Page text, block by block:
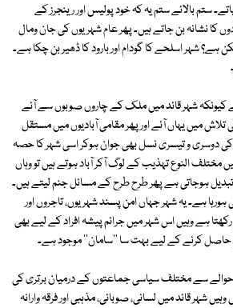
ستم بالائے ستم یہ کہ خود پولیس اور رینجرز کے
کا نشانہ بن جاتے ہیں۔ پھر عام شہریوں کی جان ومال
ہے؟ شہر اسلحے کا گودام اور بارود کا ڈھیر بن چکا ہے۔
کیونکہ شہر قائد میں ملک کے چاروں صوبوں سے آئے
تلاش میں یہاں آئے اور پھر مقامی آبادیوں میں مستقل
کی دوسری و تیسری نسل بھی جوان ہوکر اسی شہر کا حصہ
النوع تہذیب کے لوگ آکر آباد ہوتے ہیں تو وہاں
تبدیل ہوجاتی ہے پھر طرح طرح کے مسائل جنم لیتے ہیں۔
ہے۔ یہ شہر جہاں امن پسند شہریوں، تاجروں اور
ہے وہیں اس شہر میں جرائم پیشہ افراد کے لیے بھی
کرنے کے لیے بہت سا ''سامان'' موجود ہے۔
سے مختلف سیاسی جماعتوں کے درمیان برتری کی
شہر قائد میں لسانی، صوبائی، مذہبی اور فرقہ وارانہ